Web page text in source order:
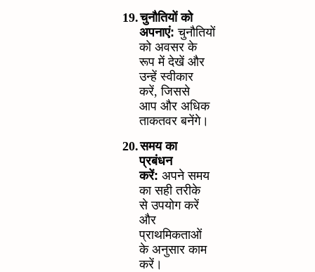
19.चुनौतियों को
अपनाएं: चुनौतियों
को अवसर के
रूप में देखें और
उन्हें स्वीकार
करें,जिससे
आप और अधिक
ताकतवर बनेंगे।
20.समय का
प्रबंधन
करें: अपने समय
का सही तरीके
से उपयोग करें
और
प्राथमिकताओं
के अनुसार काम
करें।